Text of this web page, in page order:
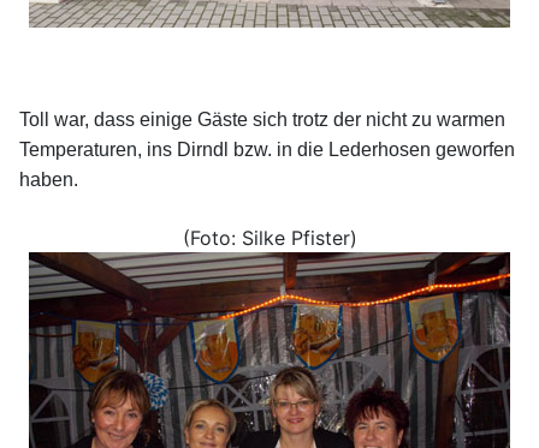
Toll war, dass einige Gäste sich trotz der nicht zu warmen
Temperaturen, ins Dirndl bzw. in die Lederhosen geworfen
haben.
(Foto: Silke Pfister)